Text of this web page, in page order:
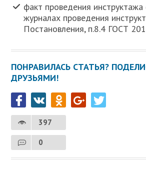
факт проведения инструктажа
журналах проведения
Постановления, п.8.4 ГОСТ
ПОНРАВИЛАСЬ СТАТЬЯ?
ДРУЗЬЯМИ!
397
0